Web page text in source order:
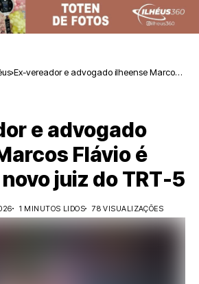
Ex-vereador e advogado ilheense Marcos
e advogado
Flávio é
juiz do TRT-5
1 MINUTOS LIDOS 78 VISUALIZAÇÕES